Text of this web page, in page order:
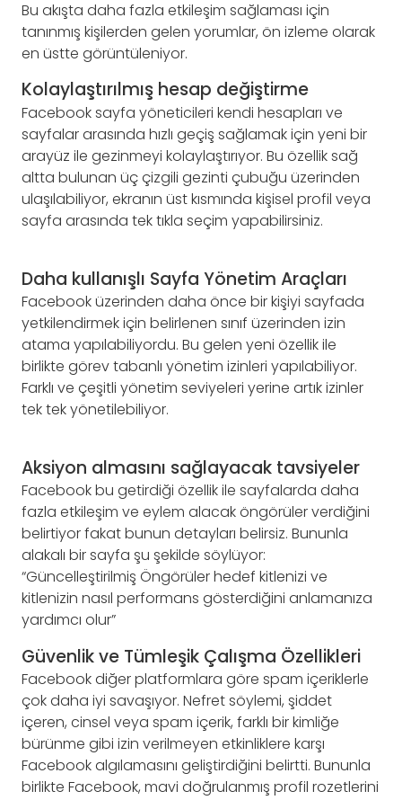
Bu akışta daha fazla etkileşim sağlaması için
tanınmış kişilerden gelen yorumlar, ön izleme olarak
en üstte görüntüleniyor.
Kolaylaştırılmış hesap değiştirme
Facebook sayfa yöneticileri kendi hesapları ve
sayfalar arasında hızlı geçiş sağlamak için yeni bir
arayüz ile gezinmeyi kolaylaştırıyor. Bu özellik sağ
altta bulunan üç çizgili gezinti çubuğu üzerinden
ulaşılabiliyor, ekranın üst kısmında kişisel profil veya
sayfa arasında tek tıkla seçim yapabilirsiniz.
Daha kullanışlı Sayfa Yönetim Araçları
Facebook üzerinden daha önce bir kişiyi sayfada
yetkilendirmek için belirlenen sınıf üzerinden izin
atama yapılabiliyordu. Bu gelen yeni özellik ile
birlikte görev tabanlı yönetim izinleri yapılabiliyor.
Farklı ve çeşitli yönetim seviyeleri yerine artık izinler
tek tek yönetilebiliyor.
Aksiyon almasını sağlayacak tavsiyeler
Facebook bu getirdiği özellik ile sayfalarda daha
fazla etkileşim ve eylem alacak öngörüler verdiğini
belirtiyor fakat bunun detayları belirsiz. Bununla
alakalı bir sayfa şu şekilde söylüyor:
“Güncelleştirilmiş Öngörüler hedef kitlenizi ve
kitlenizin nasıl performans gösterdiğini anlamanıza
yardımcı olur”
Güvenlik ve Tümleşik Çalışma Özellikleri
Facebook diğer platformlara göre spam içeriklerle
çok daha iyi savaşıyor. Nefret söylemi, şiddet
içeren, cinsel veya spam içerik, farklı bir kimliğe
bürünme gibi izin verilmeyen etkinliklere karşı
Facebook algılamasını geliştirdiğini belirtti. Bununla
birlikte Facebook, mavi doğrulanmış profil rozetlerini